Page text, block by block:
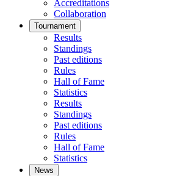
Accreditations
Collaboration
Tournament
Results
Standings
Past editions
Rules
Hall of Fame
Statistics
Results
Standings
Past editions
Rules
Hall of Fame
Statistics
News